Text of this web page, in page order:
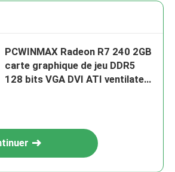
PCWINMAX Radeon R7 240 2GB
carte graphique de jeu DDR5
128 bits VGA DVI ATI ventilateur